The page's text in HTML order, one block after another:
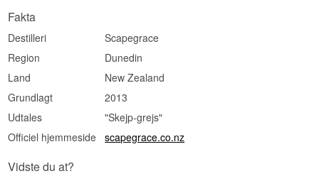
Se hele vores udvalg af
Fakta
Destilleri
Scapegrace
Region
Dunedin
Land
New Zealand
Grundlagt
2013
Udtales
"Skejp-grejs"
Officiel hjemmeside
scapegrace.co.nz
Vidste du at?